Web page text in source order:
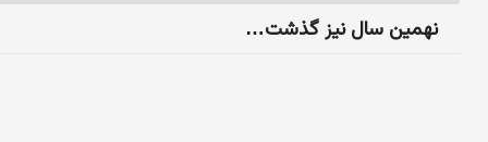
نهمین سال نیز گذشت…